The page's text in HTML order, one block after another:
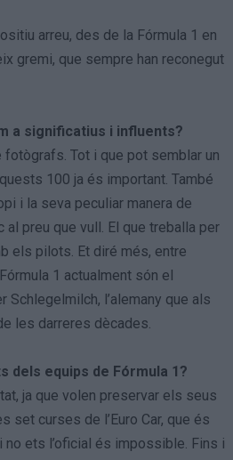
arreu, des de la Fórmula 1 en
gremi, que sempre han reconegut
a significatius i influents?
fotògrafs. Tot i que pot semblar un
100 ja és important. També
i la seva peculiar manera de
preu que vull. El que treballa per
els pilots. Et diré més, entre
1 actualment són el
Schlegelmilch, l’alemany que als
les darreres dècades.
dels equips de Fórmula 1?
ja que volen preservar els seus
curses de l’Euro Car, que és
no ets l’oficial és impossible. Fins i